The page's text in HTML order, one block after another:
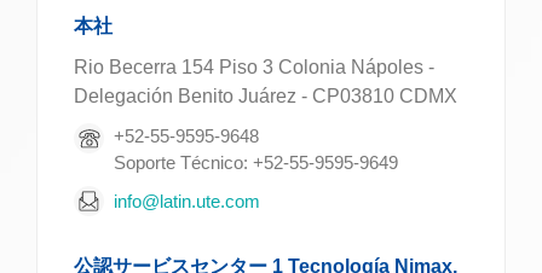
本社
Rio Becerra 154 Piso 3 Colonia Nápoles -
Delegación Benito Juárez - CP03810 CDMX
+52-55-9595-9648
Soporte Técnico: +52-55-9595-9649
info@latin.ute.com
公認サービスセンター 1 Tecnología Nimax,